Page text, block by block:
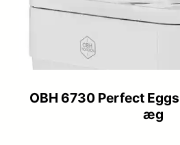
OBH 6730 Perfect
æg